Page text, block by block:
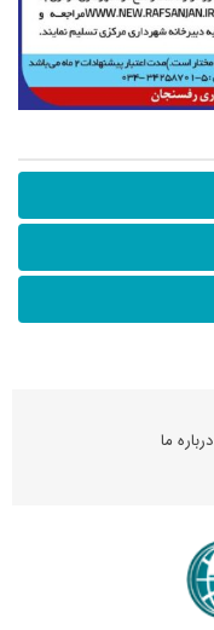
درباره ما